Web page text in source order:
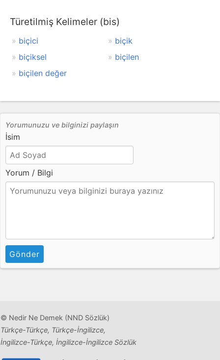
Türetilmiş Kelimeler (bis)
biçici
biçik
biçiksel
biçilen
biçilen değer
Yorumunuzu ve bilginizi paylaşın
İsim
Yorum / Bilgi
Gönder
© Nedir Ne Demek (NND Sözlük)
Türkçe-Türkçe, Türkçe-İngilizce,
İngilizce-Türkçe, İngilizce-İngilizce Sözlük